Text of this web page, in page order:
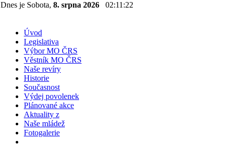
Dnes je Sobota, 8. srpna 2026 02:11:22
Úvod
Legislativa
Výbor MO ČRS
Věstník MO ČRS
Naše revíry
Historie
Současnost
Výdej povolenek
Plánované akce
Aktuality z
Naše mládež
Fotogalerie